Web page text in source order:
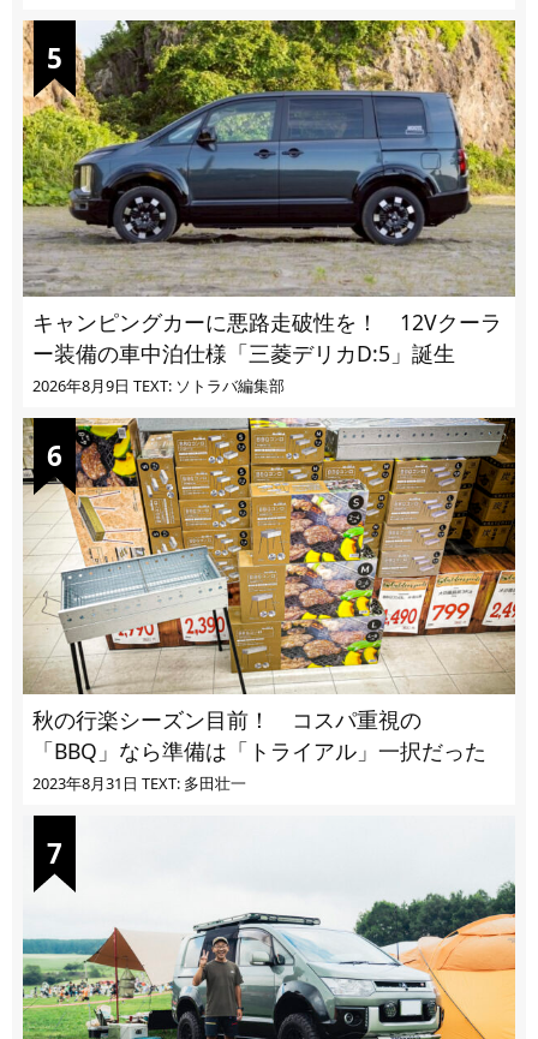
キャンピングカーに悪路走破性を！ 12Vクーラ
ー装備の車中泊仕様「三菱デリカD:5」誕生
2026年8月9日 TEXT: ソトラバ編集部
秋の行楽シーズン目前！ コスパ重視の
「BBQ」なら準備は「トライアル」一択だった
2023年8月31日 TEXT: 多田壮一